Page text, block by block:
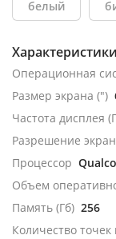
белый
Характеристики
Операционная
Размер экрана (")
Частота дисплея
Разрешение
Процессор
Объем
Память (Гб) 256
Количество